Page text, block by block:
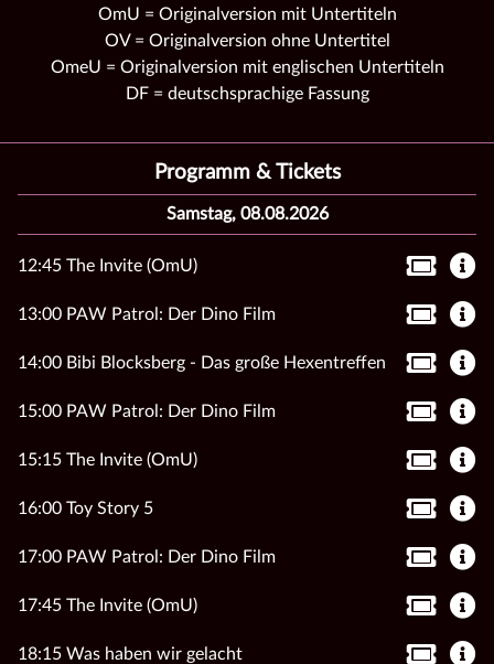
OmU = Originalversion mit Untertiteln
OV = Originalversion ohne Untertitel
OmeU = Originalversion mit englischen Untertiteln
DF = deutschsprachige Fassung
Programm & Tickets
Samstag, 08.08.2026
12:45 The Invite (OmU)
13:00 PAW Patrol: Der Dino Film
14:00 Bibi Blocksberg - Das große Hexentreffen
15:00 PAW Patrol: Der Dino Film
15:15 The Invite (OmU)
16:00 Toy Story 5
17:00 PAW Patrol: Der Dino Film
17:45 The Invite (OmU)
18:15 Was haben wir gelacht